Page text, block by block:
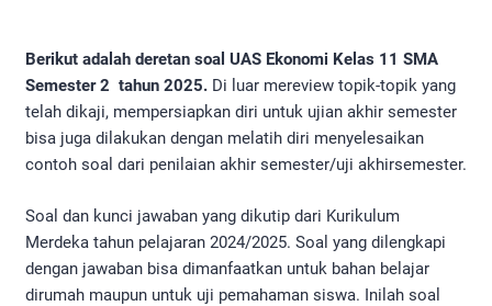
Berikut adalah deretan soal UAS Ekonomi Kelas 11 SMA
Semester 2 tahun 2025. Di luar mereview topik-topik yang
telah dikaji, mempersiapkan diri untuk ujian akhir semester
bisa juga dilakukan dengan melatih diri menyelesaikan
contoh soal dari penilaian akhir semester/uji akhirsemester.
Soal dan kunci jawaban yang dikutip dari Kurikulum
Merdeka tahun pelajaran 2024/2025. Soal yang dilengkapi
dengan jawaban bisa dimanfaatkan untuk bahan belajar
dirumah maupun untuk uji pemahaman siswa. Inilah soal